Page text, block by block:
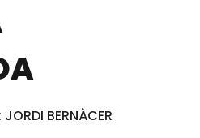
JORDI BERNÀCER